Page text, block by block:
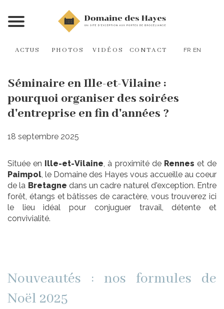
ACTUS PHOTOS VIDÉOS CONTACT FR EN
Séminaire en Ille-et-Vilaine :
pourquoi organiser des soirées
d'entreprise en fin d'années ?
18 septembre 2025
Située en Ille-et-Vilaine, à proximité de Rennes et de
Paimpol, le Domaine des Hayes vous accueille au coeur
de la Bretagne dans un cadre naturel d'exception. Entre
forêt, étangs et bâtisses de caractère, vous trouverez ici
le lieu idéal pour conjuguer travail, détente et
convivialité.
Nouveautés : nos formules de
Noël 2025